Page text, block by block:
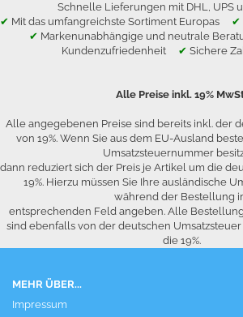
Schnelle Lieferungen mit DHL, UPS
✔ Mit das umfangreichste Sortiment Europas ✔
✔ Markenunabhängige und neutrale
Kundenzufriedenheit ✔ Sichere
Alle Preise inkl. 19%
Alle angegebenen Preise sind bereits inkl. der
von 19%. Wenn Sie aus dem EU-Ausland
Umsatzsteuernummer
dann reduziert sich der Preis je Artikel um die
19%. Hierzu müssen Sie Ihre ausländische
während der Bestellung
entsprechenden Feld angeben. Alle
sind ebenfalls von der deutschen
die 19%.
MEHR ÜBER...
Impressum